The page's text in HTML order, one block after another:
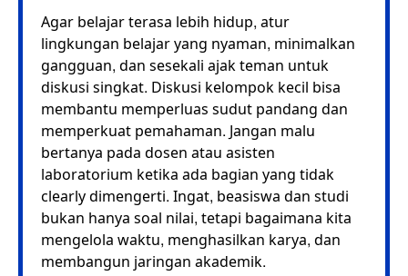
Agar belajar terasa lebih hidup, atur
lingkungan belajar yang nyaman, minimalkan
gangguan, dan sesekali ajak teman untuk
diskusi singkat. Diskusi kelompok kecil bisa
membantu memperluas sudut pandang dan
memperkuat pemahaman. Jangan malu
bertanya pada dosen atau asisten
laboratorium ketika ada bagian yang tidak
clearly dimengerti. Ingat, beasiswa dan studi
bukan hanya soal nilai, tetapi bagaimana kita
mengelola waktu, menghasilkan karya, dan
membangun jaringan akademik.